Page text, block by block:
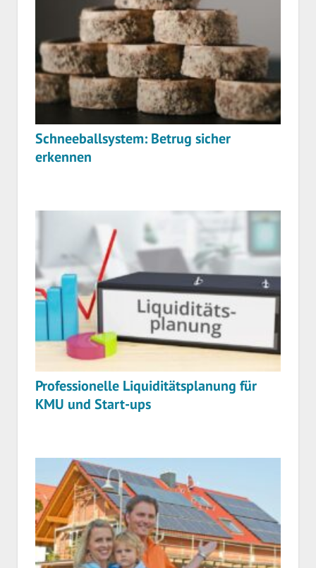
Schneeballsystem: Betrug sicher
erkennen
Professionelle Liquiditätsplanung für
KMU und Start-ups